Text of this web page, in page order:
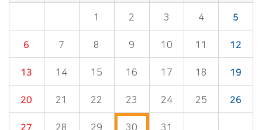
시정소식>시정 캘린더 게시판의 (2025년 07월) 달력형태로 일정명, 일정내용을 제공합니다.
1 2 3 4 5
6 7 8 9 10 11 12
13 14 15 16 17 18 19
20 21 22 23 24 25 26
27 28 29 30 31